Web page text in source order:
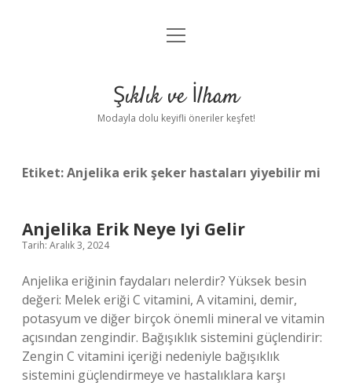
Anasayfa
Yasal Uyarı
menüyü
Şıklık ve İlham
Modayla dolu keyifli öneriler keşfet!
Etiket:Anjelika erik şeker hastaları yiyebilir mi
Anjelika Erik Neye Iyi Gelir
Tarih: Aralık 3, 2024
Anjelika eriğinin faydaları nelerdir? Yüksek besin
değeri: Melek eriği C vitamini, A vitamini, demir,
potasyum ve diğer birçok önemli mineral ve vitamin
açısından zengindir. Bağışıklık sistemini güçlendirir:
Zengin C vitamini içeriği nedeniyle bağışıklık
sistemini güçlendirmeye ve hastalıklara karşı